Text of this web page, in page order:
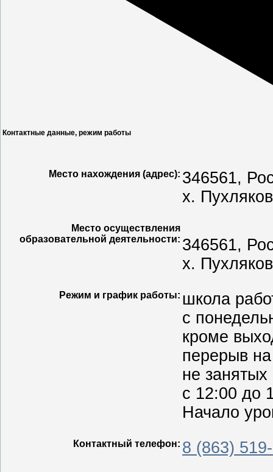
Контактные данные, режим работы
Место нахождения (адрес): 346561,
х.
Место осуществления
образовательной деятельности: 346561,
х.
Режим и график работы: школа
с
кроме
перерыв
не
с 12:00 до
Начало
Контактный телефон: 8 (863)